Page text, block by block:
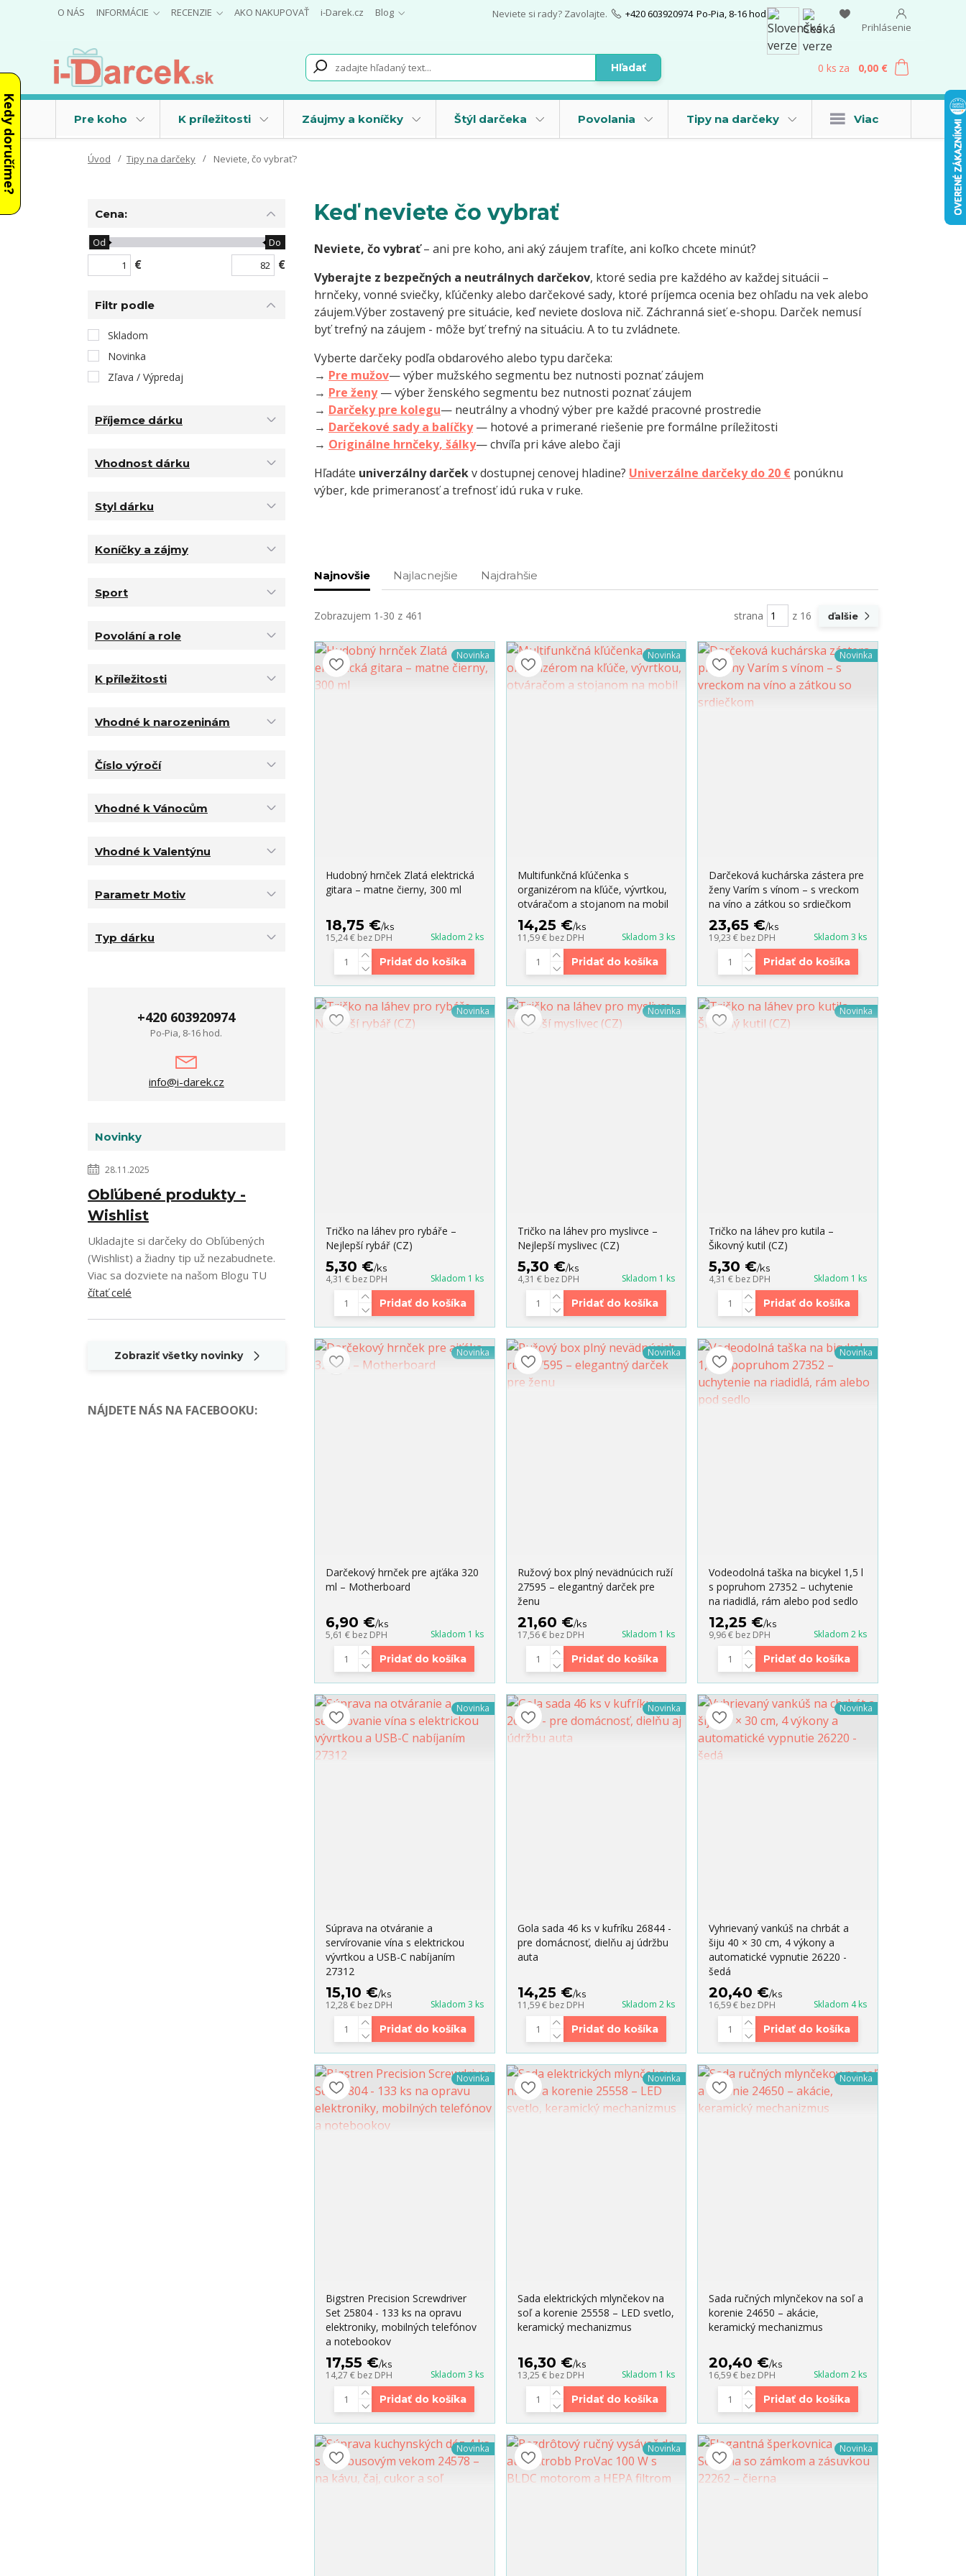
O NÁS INFORMÁCIE RECENZIE AKO NAKUPOVAŤ i-Darek.cz
Blog
Prihlásenie
Hľadať
Neviete si rady? Zavolajte. +420 603920974 Po-Pia, 8-16 hod.
0 ks za 0,00 €
Pre koho K príležitosti Záujmy a koníčky Štýl darčeka Povolania Tipy na darčeky Viac
Úvod Tipy na darčeky Neviete, čo vybrať?
Keď neviete čo vybrať
Neviete, čo vybrať– ani pre koho, ani aký záujem trafíte, ani koľko chcete minúť?
Vyberajte z bezpečných a neutrálnych darčekov, ktoré sedia pre každého av každej situácii –
hrnčeky, vonné sviečky, kľúčenky alebo darčekové sady, ktoré príjemca ocenia bez ohľadu na vek alebo
záujem.Výber zostavený pre situácie, keď neviete doslova nič. Záchranná sieť e-shopu. Darček nemusí
byť trefný na záujem - môže byť trefný na situáciu. A to tu zvládnete.
Vyberte darčeky podľa obdarového alebo typu darčeka:
→ Pre mužov— výber mužského segmentu bez nutnosti poznať záujem
→ Pre ženy— výber ženského segmentu bez nutnosti poznať záujem
→ Darčeky pre kolegu— neutrálny a vhodný výber pre každé pracovné prostredie
→ Darčekové sady a balíčky— hotové a primerané riešenie pre formálne príležitosti
→ Originálne hrnčeky, šálky— chvíľa pri káve alebo čaji
Hľadáte univerzálny darčekv dostupnej cenovej hladine? Univerzálne darčeky do 20 €ponúknu
výber, kde primeranosť a trefnosť idú ruka v ruke.
Najnovšie Najlacnejšie Najdrahšie
Zobrazujem 1-30 z 461 strana z 16 ďalšie
Novinka
Hudobný hrnček Zlatá elektrická
gitara – matne čierny, 300 ml
18,75 €/ks
15,24 € bez DPH Skladom 2 ks
Pridať do košíka
Novinka
Multifunkčná kľúčenka s
organizérom na kľúče, vývrtkou,
otváračom a stojanom na mobil
14,25 €/ks
11,59 € bez DPH Skladom 3 ks
Pridať do košíka
Novinka
Darčeková kuchárska zástera pre
ženy Varím s vínom – s vreckom
na víno a zátkou so srdiečkom
23,65 €/ks
19,23 € bez DPH Skladom 3 ks
Pridať do košíka
Novinka
Tričko na láhev pro rybáře –
Nejlepší rybář (CZ)
5,30 €/ks
4,31 € bez DPH Skladom 1 ks
Pridať do košíka
Novinka
Tričko na láhev pro myslivce –
Nejlepší myslivec (CZ)
5,30 €/ks
4,31 € bez DPH Skladom 1 ks
Pridať do košíka
Novinka
Tričko na láhev pro kutila –
Šikovný kutil (CZ)
5,30 €/ks
4,31 € bez DPH Skladom 1 ks
Pridať do košíka
Novinka
Darčekový hrnček pre ajťáka 320
ml – Motherboard
6,90 €/ks
5,61 € bez DPH Skladom 1 ks
Pridať do košíka
Novinka
Ružový box plný nevädnúcich ruží
27595 – elegantný darček pre
ženu
21,60 €/ks
17,56 € bez DPH Skladom 1 ks
Pridať do košíka
Novinka
Vodeodolná taška na bicykel 1,5 l
s popruhom 27352 – uchytenie
na riadidlá, rám alebo pod sedlo
12,25 €/ks
9,96 € bez DPH Skladom 2 ks
Pridať do košíka
Novinka
Súprava na otváranie a
servírovanie vína s elektrickou
vývrtkou a USB-C nabíjaním
27312
15,10 €/ks
12,28 € bez DPH Skladom 3 ks
Pridať do košíka
Novinka
Gola sada 46 ks v kufríku 26844 -
pre domácnosť, dielňu aj údržbu
auta
14,25 €/ks
11,59 € bez DPH Skladom 2 ks
Pridať do košíka
Novinka
Vyhrievaný vankúš na chrbát a
šiju 40 × 30 cm, 4 výkony a
automatické vypnutie 26220 -
šedá
20,40 €/ks
16,59 € bez DPH Skladom 4 ks
Pridať do košíka
Novinka
Bigstren Precision Screwdriver
Set 25804 - 133 ks na opravu
elektroniky, mobilných telefónov
a notebookov
17,55 €/ks
14,27 € bez DPH Skladom 3 ks
Pridať do košíka
Novinka
Sada elektrických mlynčekov na
soľ a korenie 25558 – LED svetlo,
keramický mechanizmus
16,30 €/ks
13,25 € bez DPH Skladom 1 ks
Pridať do košíka
Novinka
Sada ručných mlynčekov na soľ a
korenie 24650 – akácie,
keramický mechanizmus
20,40 €/ks
16,59 € bez DPH Skladom 2 ks
Pridať do košíka
Novinka Novinka Novinka
Cena:
€
Od Do
€
Filtr podle
Skladom
Novinka
Zľava / Výpredaj
Příjemce dárku
Vhodnost dárku
Styl dárku
Koníčky a zájmy
Sport
Povolání a role
K příležitosti
Vhodné k narozeninám
Číslo výročí
Vhodné k Vánocům
Vhodné k Valentýnu
Parametr Motiv
Typ dárku
+420 603920974
Po-Pia, 8-16 hod.
info@i-darek.cz
Novinky
28.11.2025
Obľúbené produkty -
Wishlist
Ukladajte si darčeky do Obľúbených
(Wishlist) a žiadny tip už nezabudnete.
Viac sa dozviete na našom Blogu TU
čítať celé
Zobraziť všetky novinky
NÁJDETE NÁS NA FACEBOOKU:
Kedy doručíme?